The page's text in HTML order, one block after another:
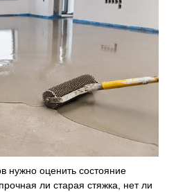
нужно оценить состояние
ли старая стяжка, нет ли